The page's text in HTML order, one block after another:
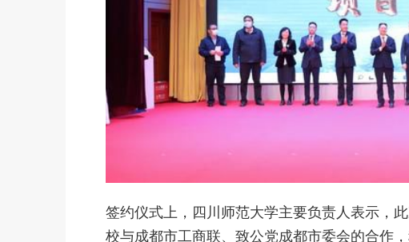
签约仪式上，四川师范大学主要负责人表示，
校与成都市工商联、致公党成都市委会的合作